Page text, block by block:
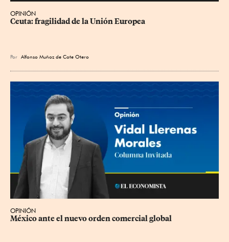
OPINIÓN
Ceuta: fragilidad de la Unión Europea
Por Alfonso Muñoz de Cote Otero
OPINIÓN
México ante el nuevo orden comercial global